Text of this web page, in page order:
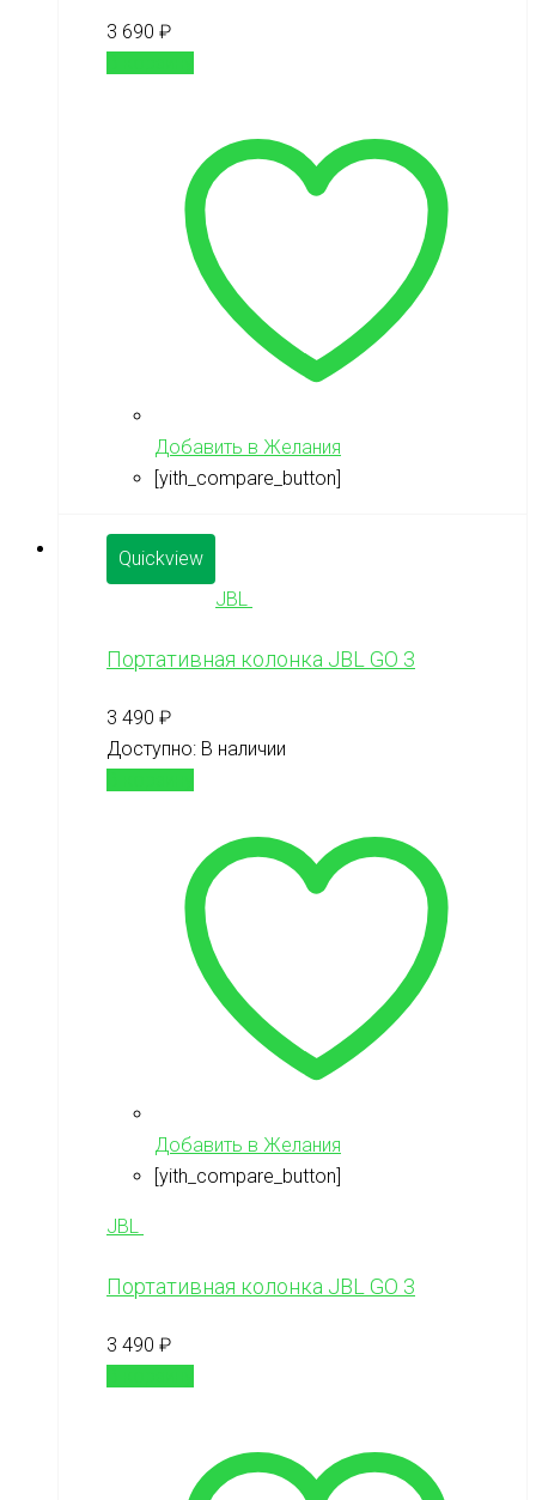
3 690 ₽
Добавить в Желания
[yith_compare_button]
Quickview
JBL
Портативная колонка JBL GO 3
3 490 ₽
Доступно: В наличии
Добавить в Желания
[yith_compare_button]
JBL
Портативная колонка JBL GO 3
3 490 ₽